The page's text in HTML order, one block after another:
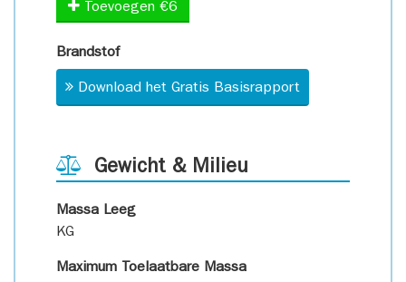
Toevoegen €6
Brandstof
Download het Gratis Basisrapport
Gewicht & Milieu
Massa Leeg
KG
Maximum Toelaatbare Massa